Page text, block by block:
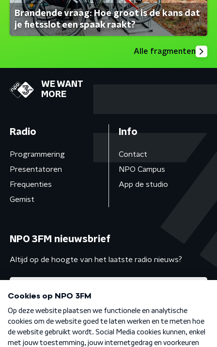
Brandende vraag: Hoe groot is de kans dat
je fietsslot een spaak raakt?
Alle fragmenten
WE WANT
MORE
Radio
Programmering
Presentatoren
Frequenties
Gemist
Info
Contact
NPO Campus
App de studio
NPO 3FM nieuwsbrief
Altijd op de hoogte van het laatste radio nieuws?
Algemene voorwaarden Privacybeleid